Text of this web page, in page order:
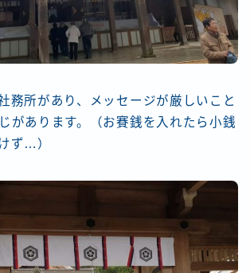
務所があり、メッセージが厳しいこと
があります。（お賽銭を入れたら小銭
ず…）